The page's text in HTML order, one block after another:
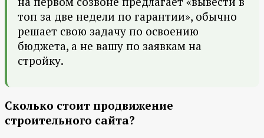
топ за две недели по гарантии», обычно
решает свою задачу по освоению
бюджета, а не вашу по заявкам на
стройку.
Сколько стоит продвижение
строительного сайта?